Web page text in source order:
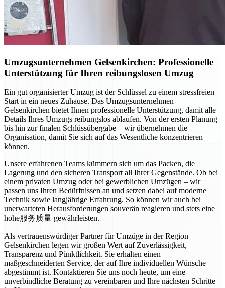
Umzugsunternehmen Gelsenkirchen: Professionelle
Unterstützung für Ihren reibungslosen Umzug
Ein gut organisierter Umzug ist der Schlüssel zu einem stressfreien
Start in ein neues Zuhause. Das Umzugsunternehmen
Gelsenkirchen bietet Ihnen professionelle Unterstützung, damit alle
Details Ihres Umzugs reibungslos ablaufen. Von der ersten Planung
bis hin zur finalen Schlüssübergabe – wir übernehmen die
Organisation, damit Sie sich auf das Wesentliche konzentrieren
können.
Unsere erfahrenen Teams kümmern sich um das Packen, die
Lagerung und den sicheren Transport all Ihrer Gegenstände. Ob bei
einem privaten Umzug oder bei gewerblichen Umzügen – wir
passen uns Ihren Bedürfnissen an und setzen dabei auf moderne
Technik sowie langjährige Erfahrung. So können wir auch bei
unerwarteten Herausforderungen souverän reagieren und stets eine
hohe服务质量 gewährleisten.
Als vertrauenswürdiger Partner für Umzüge in der Region
Gelsenkirchen legen wir großen Wert auf Zuverlässigkeit,
Transparenz und Pünktlichkeit. Sie erhalten einen
maßgeschneiderten Service, der auf Ihre individuellen Wünsche
abgestimmt ist. Kontaktieren Sie uns noch heute, um eine
unverbindliche Beratung zu vereinbaren und Ihre nächsten Schritte